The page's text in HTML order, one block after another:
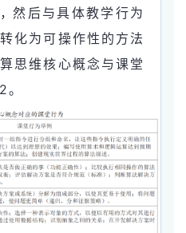
然后与具体教学行为
化为可操作性的方法
思维核心概念与课堂